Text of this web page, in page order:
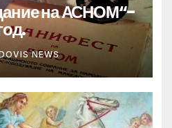
на АСНОМ“-
NEWS